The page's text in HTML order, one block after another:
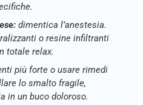
dimentica l’anestesia.
o resine infiltranti
totale relax.
più forte o usare rimedi
lo smalto fragile,
in un buco doloroso.